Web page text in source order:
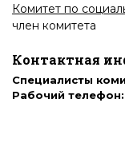
Комитет по
член комитета
Контактная
Специалисты
Рабочий телефон: